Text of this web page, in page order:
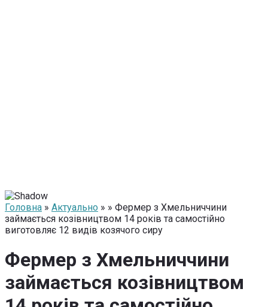
Головна » Актуально » » Фермер з Хмельниччини
займається козівництвом 14 років та самостійно
виготовляє 12 видів козячого сиру
Фермер з Хмельниччини
займається козівництвом